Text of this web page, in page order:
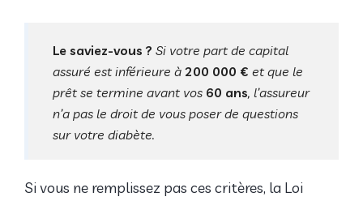
Le saviez-vous ? Si votre part de capital
assuré est inférieure à 200 000 € et que le
prêt se termine avant vos 60 ans, l’assureur
n’a pas le droit de vous poser de questions
sur votre diabète.
Si vous ne remplissez pas ces critères, la Loi